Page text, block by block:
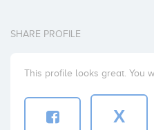
SHARE PROFILE
This profile looks great. You
X